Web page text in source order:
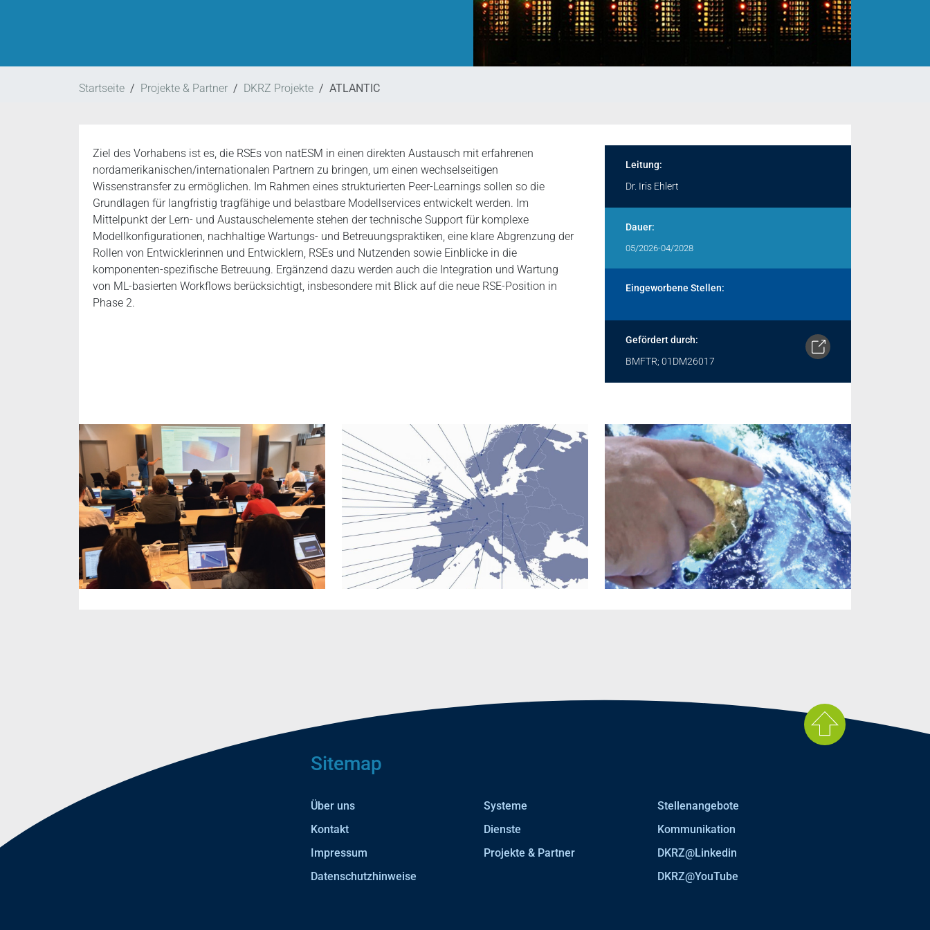
Startseite Projekte & Partner DKRZ Projekte ATLANTIC
Ziel des Vorhabens ist es, die RSEs von natESM in einen direkten Austausch mit erfahrenen
nordamerikanischen/internationalen Partnern zu bringen, um einen wechselseitigen
Wissenstransfer zu ermöglichen. Im Rahmen eines strukturierten Peer-Learnings sollen so die
Grundlagen für langfristig tragfähige und belastbare Modellservices entwickelt werden. Im
Mittelpunkt der Lern- und Austauschelemente stehen der technische Support für komplexe
Modellkonfigurationen, nachhaltige Wartungs- und Betreuungspraktiken, eine klare Abgrenzung der
Rollen von Entwicklerinnen und Entwicklern, RSEs und Nutzenden sowie Einblicke in die
komponenten-spezifische Betreuung. Ergänzend dazu werden auch die Integration und Wartung
von ML-basierten Workflows berücksichtigt, insbesondere mit Blick auf die neue RSE-Position in
Phase 2.
Leitung:
Dr. Iris Ehlert
Dauer:
05/2026-04/2028
Eingeworbene Stellen:
Gefördert durch:
BMFTR; 01DM26017
Sitemap
Über uns Systeme
Stellenangebote
Kontakt
Dienste
Kommunikation
Impressum
Projekte & Partner
DKRZ@Linkedin
Datenschutzhinweise
DKRZ@YouTube